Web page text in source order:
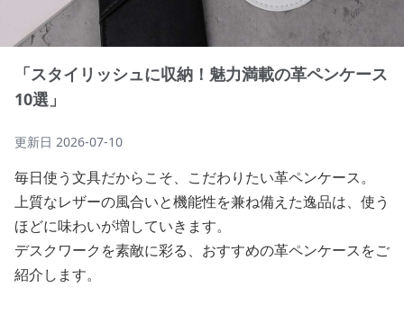
「スタイリッシュに収納！魅力満載の革ペンケース
10選」
更新日 2026-07-10
毎日使う文具だからこそ、こだわりたい革ペンケース。
上質なレザーの風合いと機能性を兼ね備えた逸品は、使う
ほどに味わいが増していきます。
デスクワークを素敵に彩る、おすすめの革ペンケースをご
紹介します。